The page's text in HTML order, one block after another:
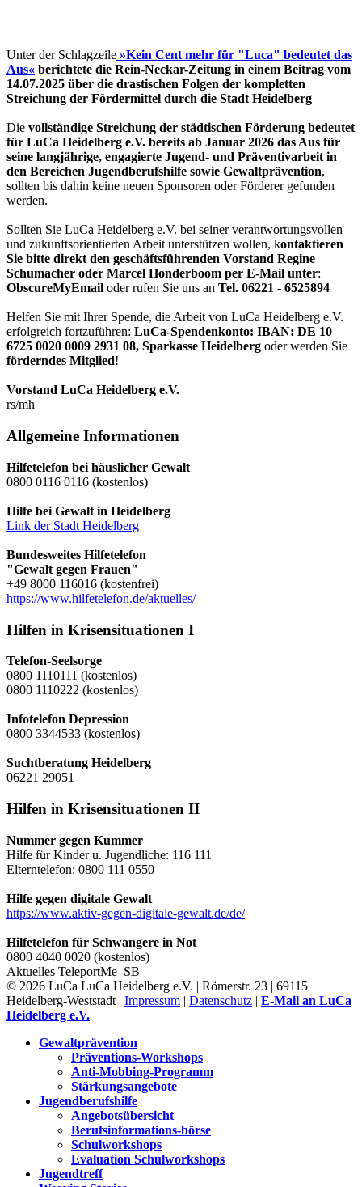
Unter der Schlagzeile »Kein Cent mehr für "Luca" bedeutet das
Aus« berichtete die Rein-Neckar-Zeitung in einem Beitrag vom
14.07.2025 über die drastischen Folgen der kompletten
Streichung der Fördermittel durch die Stadt Heidelberg
Die vollständige Streichung der städtischen Förderung bedeutet
für LuCa Heidelberg e.V. bereits ab Januar 2026 das Aus für
seine langjährige, engagierte Jugend- und Präventivarbeit in
den Bereichen Jugendberufshilfe sowie Gewaltprävention,
sollten bis dahin keine neuen Sponsoren oder Förderer gefunden
werden.
Sollten Sie LuCa Heidelberg e.V. bei seiner verantwortungsvollen
und zukunftsorientierten Arbeit unterstützen wollen, kontaktieren
Sie bitte direkt den geschäftsführenden Vorstand Regine
Schumacher oder Marcel Honderboom per E-Mail unter:
ObscureMyEmail oder rufen Sie uns an Tel. 06221 - 6525894
Helfen Sie mit Ihrer Spende, die Arbeit von LuCa Heidelberg e.V.
erfolgreich fortzuführen: LuCa-Spendenkonto: IBAN: DE 10
6725 0020 0009 2931 08, Sparkasse Heidelberg oder werden Sie
förderndes Mitglied!
Vorstand LuCa Heidelberg e.V.
rs/mh
Allgemeine Informationen
Hilfetelefon bei häuslicher Gewalt
0800 0116 0116 (kostenlos)
Hilfe bei Gewalt in Heidelberg
Link der Stadt Heidelberg
Bundesweites Hilfetelefon
"Gewalt gegen Frauen"
+49 8000 116016 (kostenfrei)
https://www.hilfetelefon.de/aktuelles/
Hilfen in Krisensituationen I
Telefon-Seelsorge
0800 1110111 (kostenlos)
0800 1110222 (kostenlos)
Infotelefon Depression
0800 3344533 (kostenlos)
Suchtberatung Heidelberg
06221 29051
Hilfen in Krisensituationen II
Nummer gegen Kummer
Hilfe für Kinder u. Jugendliche: 116 111
Elterntelefon: 0800 111 0550
Hilfe gegen digitale Gewalt
https://www.aktiv-gegen-digitale-gewalt.de/de/
Hilfetelefon für Schwangere in Not
0800 4040 0020 (kostenlos)
Aktuelles TeleportMe_SB
© 2026 LuCa LuCa Heidelberg e.V. | Römerstr. 23 | 69115
Heidelberg-Weststadt | Impressum | Datenschutz | E-Mail an LuCa
Heidelberg e.V.
Gewaltprävention
Präventions-Workshops
Anti-Mobbing-Programm
Stärkungsangebote
Jugendberufshilfe
Angebotsübersicht
Berufsinformations-börse
Schulworkshops
Evaluation Schulworkshops
Jugendtreff